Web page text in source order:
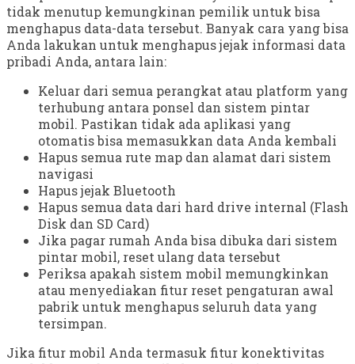
tidak menutup kemungkinan pemilik untuk bisa
menghapus data-data tersebut. Banyak cara yang bisa
Anda lakukan untuk menghapus jejak informasi data
pribadi Anda, antara lain:
Keluar dari semua perangkat atau platform yang
terhubung antara ponsel dan sistem pintar
mobil. Pastikan tidak ada aplikasi yang
otomatis bisa memasukkan data Anda kembali
Hapus semua rute map dan alamat dari sistem
navigasi
Hapus jejak Bluetooth
Hapus semua data dari hard drive internal (Flash
Disk dan SD Card)
Jika pagar rumah Anda bisa dibuka dari sistem
pintar mobil, reset ulang data tersebut
Periksa apakah sistem mobil memungkinkan
atau menyediakan fitur reset pengaturan awal
pabrik untuk menghapus seluruh data yang
tersimpan.
Jika fitur mobil Anda termasuk fitur konektivitas